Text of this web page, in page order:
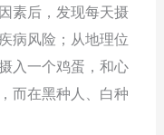
素后，发现每天摄
病风险；从地理位
入一个鸡蛋，和心
而在黑种人、白种